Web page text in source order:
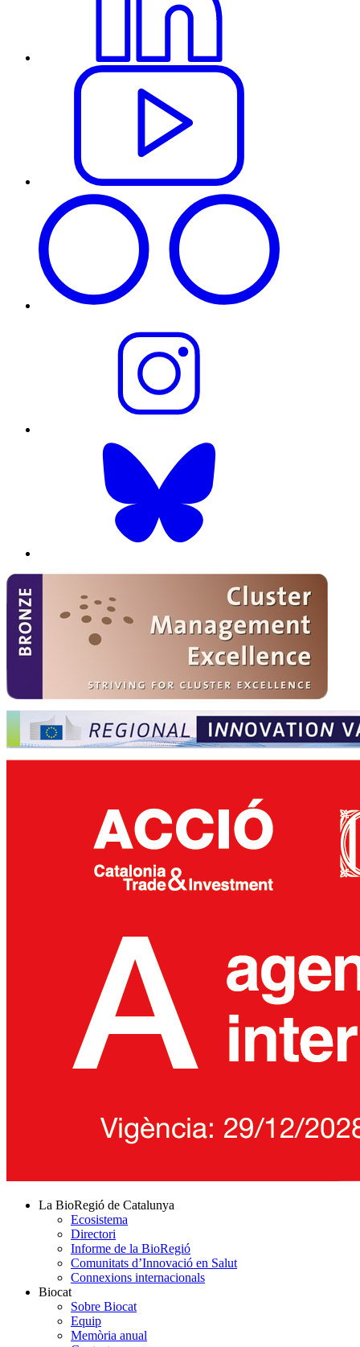
La BioRegió de Catalunya
Ecosistema
Directori
Informe de la BioRegió
Comunitats d’Innovació en Salut
Connexions internacionals
Biocat
Sobre Biocat
Equip
Memòria anual